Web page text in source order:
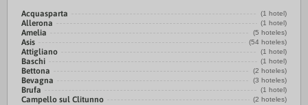
Acquasparta (1 hotel)
Allerona (1 hotel)
Amelia (5 hoteles)
Asis (54 hoteles)
Attigliano (1 hotel)
Baschi (1 hotel)
Bettona (2 hoteles)
Bevagna (3 hoteles)
Brufa (1 hotel)
Campello sul Clitunno (2 hoteles)